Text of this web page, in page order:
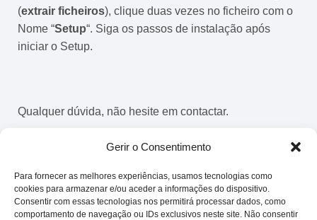
Gerir o Consentimento
Para fornecer as melhores experiências, usamos tecnologias como
cookies para armazenar e/ou aceder a informações do dispositivo.
Consentir com essas tecnologias nos permitirá processar dados, como
comportamento de navegação ou IDs exclusivos neste site. Não consentir
(extrair ficheiros), clique duas vezes no ficheiro com o
Nome “Setup“. Siga os passos de instalação após
iniciar o Setup.
Qualquer dúvida, não hesite em contactar.